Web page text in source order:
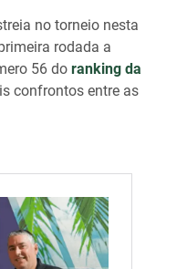
no torneio nesta
rodada a
56 do ranking da
confrontos entre as